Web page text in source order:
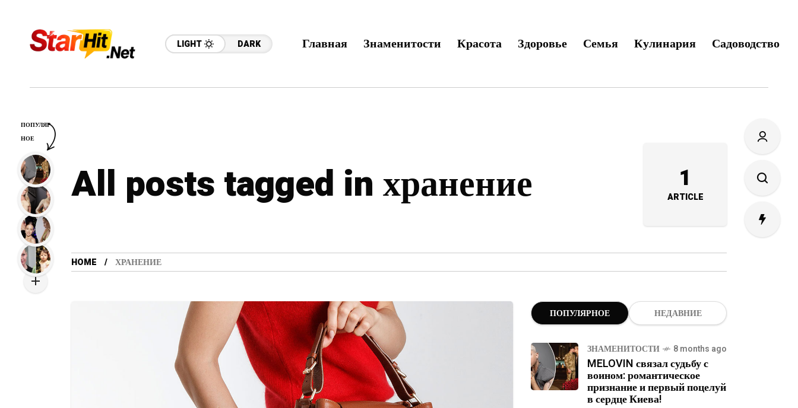
LIGHT DARK Главная Знаменитости Красота Здоровье Семья Кулинария Садоводство
All posts tagged in хранение 1
ARTICLE
HOME ХРАНЕНИЕ
ПОПУЛЯРНОЕ НЕДАВНИЕ
ЗНАМЕНИТОСТИ 8 months ago
MELOVIN связал судьбу с
воином: романтическое
признание и первый поцелуй
в сердце Киева!
ПОПУЛЯР
НОЕ